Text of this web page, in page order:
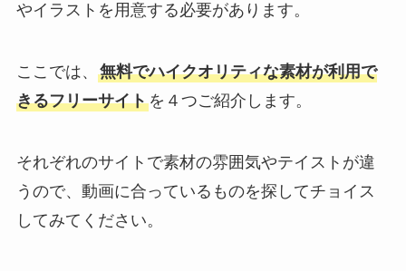
やイラストを用意する必要があります。
ここでは、 無料でハイクオリティな素材が利用で
きるフリーサイトを４つご紹介します。
それぞれのサイトで素材の雰囲気やテイストが違
うので、動画に合っているものを探してチョイス
してみてください。